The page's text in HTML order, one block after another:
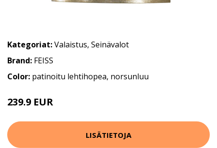
Kategoriat:Valaistus, Seinävalot
Brand: FEISS
Color: patinoitu lehtihopea, norsunluu
239.9 EUR
LISÄTIETOJA